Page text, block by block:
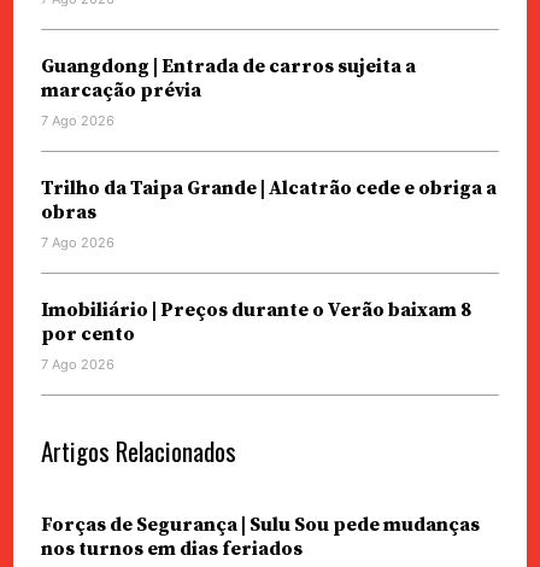
Guangdong | Entrada de carros sujeita a
marcação prévia
7 Ago 2026
Trilho da Taipa Grande | Alcatrão cede e obriga a
obras
7 Ago 2026
Imobiliário | Preços durante o Verão baixam 8
por cento
7 Ago 2026
Artigos Relacionados
Forças de Segurança | Sulu Sou pede mudanças
nos turnos em dias feriados